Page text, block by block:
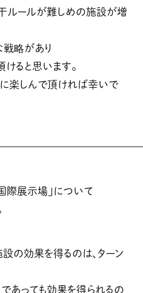
干ルールが難しめの施設が増
戦略があり
ると思います。
に楽しんで頂ければ幸いで
際展示場」について
の効果を得るのは、ターン
であっても効果を得られるの